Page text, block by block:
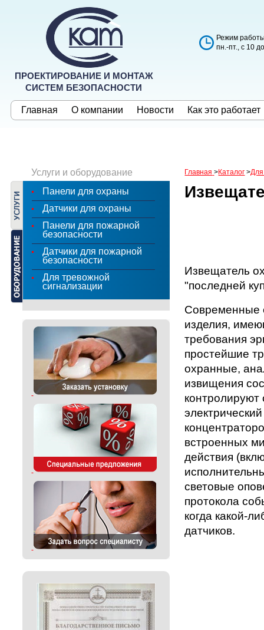
ПРОЕКТИРОВАНИЕ И МОНТАЖ
СИСТЕМ БЕЗОПАСНОСТИ
Режим
пн.-пт., с 10
Главная О компании Новости Как это работает
Услуги и оборудование
Панели для охраны
Датчики для охраны
Панели для пожарной
безопасности
Датчики для пожарной
безопасности
Для тревожной
сигнализации
Главная >Каталог >
Извещатель
"последней
Современные
изделия,
требования
простейшие
охранные,
извищения
контролируют
встроенных
действия
световые
протокола
когда какой-
датчиков.